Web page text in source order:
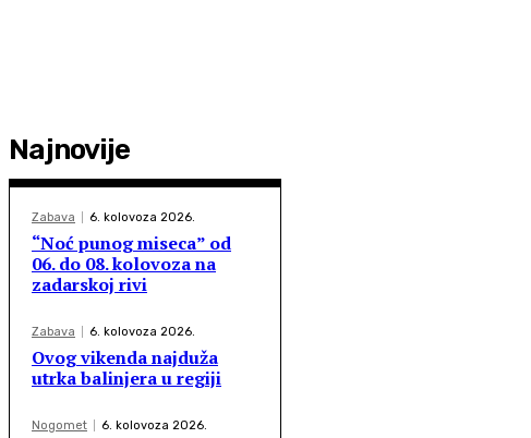
Najnovije
Zabava 6. kolovoza 2026.
“Noć punog miseca” od
06. do 08. kolovoza na
zadarskoj rivi
Zabava 6. kolovoza 2026.
Ovog vikenda najduža
utrka balinjera u regiji
Nogomet 6. kolovoza 2026.